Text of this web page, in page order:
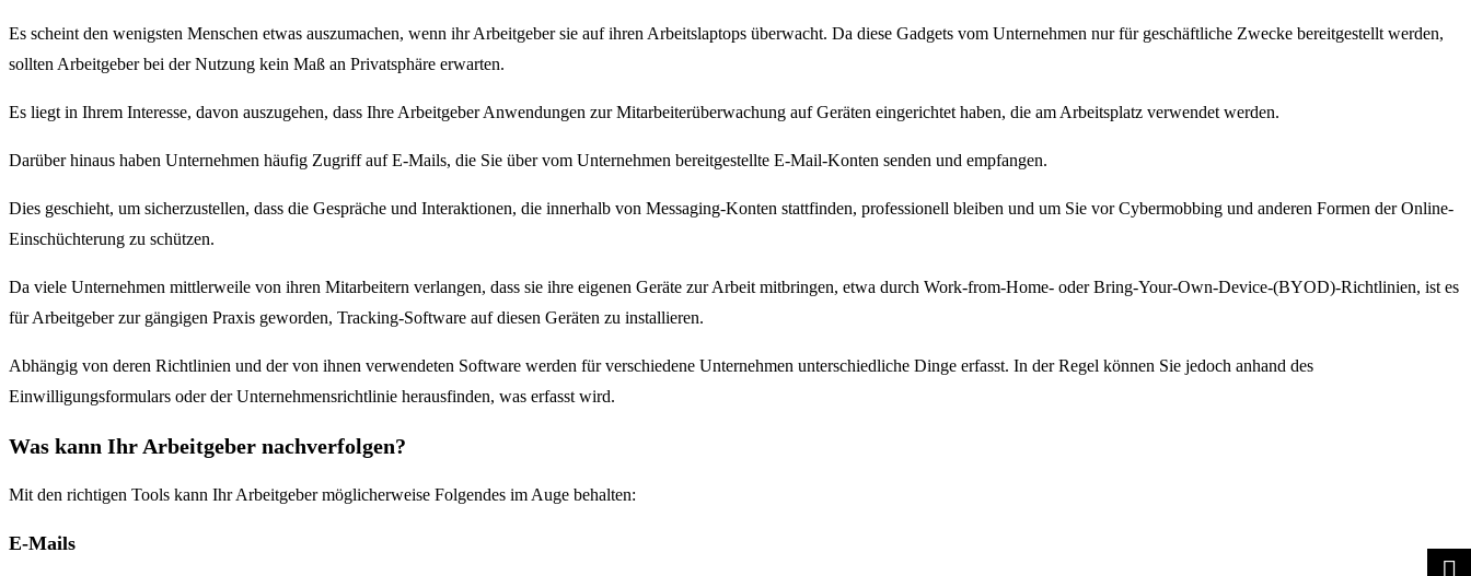
Es scheint den wenigsten Menschen etwas auszumachen, wenn ihr Arbeitgeber sie auf ihren Arbeitslaptops überwacht. Da diese Gadgets vom Unternehmen nur für geschäftliche Zwecke bereitgestellt werden,
sollten Arbeitgeber bei der Nutzung kein Maß an Privatsphäre erwarten.
Es liegt in Ihrem Interesse, davon auszugehen, dass Ihre Arbeitgeber Anwendungen zur Mitarbeiterüberwachung auf Geräten eingerichtet haben, die am Arbeitsplatz verwendet werden.
Darüber hinaus haben Unternehmen häufig Zugriff auf E-Mails, die Sie über vom Unternehmen bereitgestellte E-Mail-Konten senden und empfangen.
Dies geschieht, um sicherzustellen, dass die Gespräche und Interaktionen, die innerhalb von Messaging-Konten stattfinden, professionell bleiben und um Sie vor Cybermobbing und anderen Formen der Online-
Einschüchterung zu schützen.
Da viele Unternehmen mittlerweile von ihren Mitarbeitern verlangen, dass sie ihre eigenen Geräte zur Arbeit mitbringen, etwa durch Work-from-Home- oder Bring-Your-Own-Device-(BYOD)-Richtlinien, ist es
für Arbeitgeber zur gängigen Praxis geworden, Tracking-Software auf diesen Geräten zu installieren.
Abhängig von deren Richtlinien und der von ihnen verwendeten Software werden für verschiedene Unternehmen unterschiedliche Dinge erfasst. In der Regel können Sie jedoch anhand des
Einwilligungsformulars oder der Unternehmensrichtlinie herausfinden, was erfasst wird.
Was kann Ihr Arbeitgeber nachverfolgen?
Mit den richtigen Tools kann Ihr Arbeitgeber möglicherweise Folgendes im Auge behalten:
E-Mails